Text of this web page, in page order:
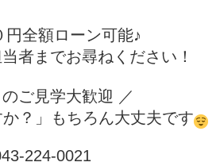
全額ローン可能♪
者までお尋ねください！
ご見学大歓迎 ／
か？」もちろん大丈夫です
224-0021